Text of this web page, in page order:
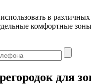
в
комфортные
для